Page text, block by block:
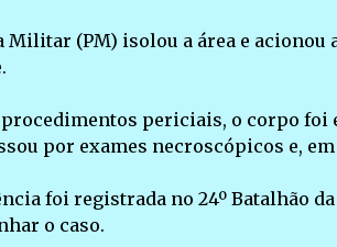
Militar (PM) isolou a área e
periciais, o corpo foi
por exames necroscópicos e,
foi registrada no 24º Batalhão
o caso.